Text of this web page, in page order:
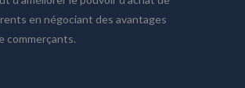
en négociant des avantages
commerçants.